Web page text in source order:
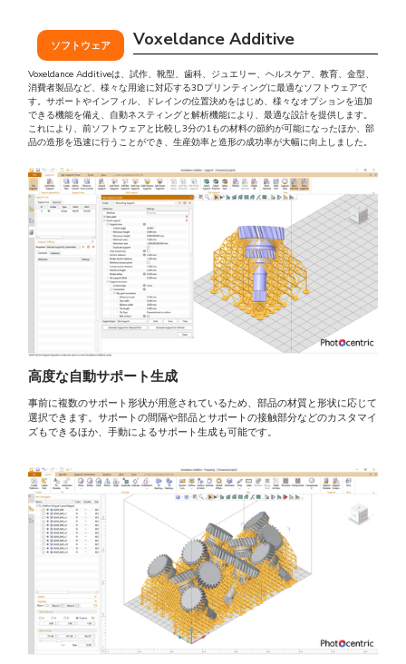
ソフトウェア Voxeldance Additive
Voxeldance Additiveは、試作、靴型、歯科、ジュエリー、ヘルスケア、教育、金型、
消費者製品など、様々な用途に対応する3Dプリンティングに最適なソフトウェアで
す。サポートやインフィル、ドレインの位置決めをはじめ、様々なオプションを追加
できる機能を備え、自動ネスティングと解析機能により、最適な設計を提供します。
これにより、前ソフトウェアと比較し3分の1もの材料の節約が可能になったほか、部
品の造形を迅速に行うことができ、生産効率と造形の成功率が大幅に向上しました。
高度な自動サポート生成
事前に複数のサポート形状が用意されているため、部品の材質と形状に応じて
選択できます。サポートの間隔や部品とサポートの接触部分などのカスタマイ
ズもできるほか、手動によるサポート生成も可能です。